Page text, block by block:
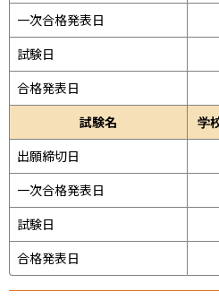
一次合格発表日
試験日
合格発表日
試験名
学
出願締切日
一次合格発表日
試験日
合格発表日